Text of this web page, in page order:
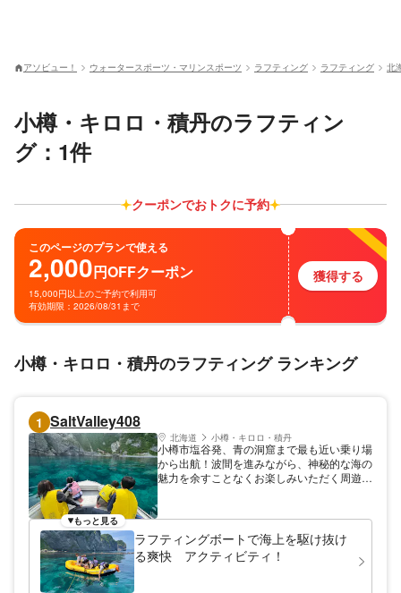
アソビュー！ ウォータースポーツ・マリンスポーツ ラフティング ラフティング 北
小樽・キロロ・積丹のラフティン
グ：1件
クーポンでおトクに予約
このページのプランで使える
2,000円OFFクーポン
15,000円以上のご予約で利用可
有効期限：2026/08/31まで
獲得する
小樽・キロロ・積丹のラフティング ランキング
1 SaltValley408
北海道 小樽・キロロ・積丹
小樽市塩谷発、青の洞窟まで最も近い乗り場
から出航！波間を進みながら、神秘的な海の
魅力を余すことなくお楽しみいただく周遊ク
感じながら進んでみかせんか？
もっと見る
ラフティングボートで海上を駆け抜け
る爽快 アクティビティ！